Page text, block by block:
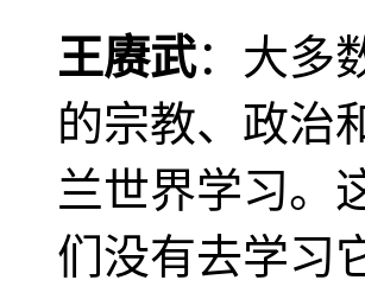
王赓武：大多
的宗教、政治
兰世界学习。
们没有去学习